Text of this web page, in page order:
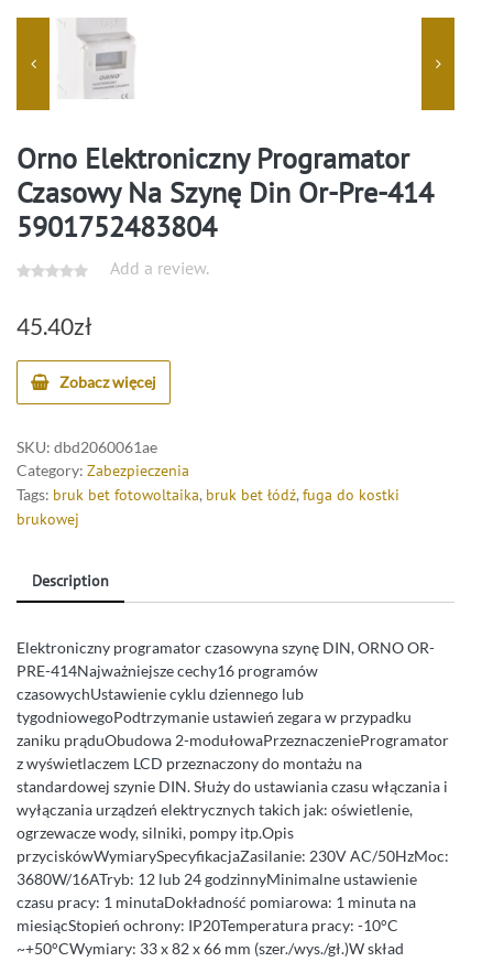
Orno Elektroniczny Programator
Czasowy Na Szynę Din Or-Pre-414
5901752483804
Add a review.
45.40zł
Zobacz więcej
SKU: dbd2060061ae
Category: Zabezpieczenia
Tags: bruk bet fotowoltaika, bruk bet łódź, fuga do kostki
brukowej
Description
Elektroniczny programator czasowyna szynę DIN, ORNO OR-
PRE-414Najważniejsze cechy16 programów
czasowychUstawienie cyklu dziennego lub
tygodniowegoPodtrzymanie ustawień zegara w przypadku
zaniku prąduObudowa 2-modułowaPrzeznaczenieProgramator
z wyświetlaczem LCD przeznaczony do montażu na
standardowej szynie DIN. Służy do ustawiania czasu włączania i
wyłączania urządzeń elektrycznych takich jak: oświetlenie,
ogrzewacze wody, silniki, pompy itp.Opis
przyciskówWymiarySpecyfikacjaZasilanie: 230V AC/50HzMoc:
3680W/16ATryb: 12 lub 24 godzinnyMinimalne ustawienie
czasu pracy: 1 minutaDokładność pomiarowa: 1 minuta na
miesiącStopień ochrony: IP20Temperatura pracy: -10°C
~+50°CWymiary: 33 x 82 x 66 mm (szer./wys./gł.)W skład